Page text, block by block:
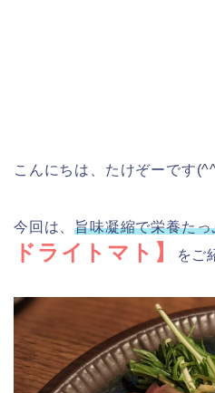
こんにちは、たけぞーです
今回は、旨味凝縮で栄養た
ドライトマト】
をご